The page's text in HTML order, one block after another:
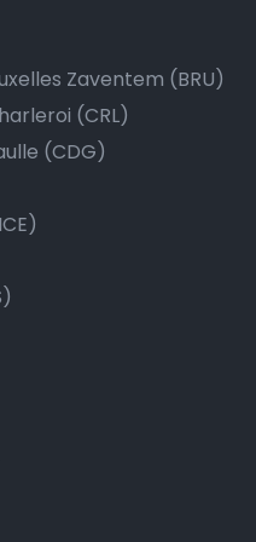
confortable et
bien sûr la possibilité
ce faire est d’arrondir
supérieur, ou de dire
la monnaie après lui
que le prix de la
d’aéroport à
transports
Taxis est un tarif fixe
Zaventem (BRU)
(CRL)
(CDG)